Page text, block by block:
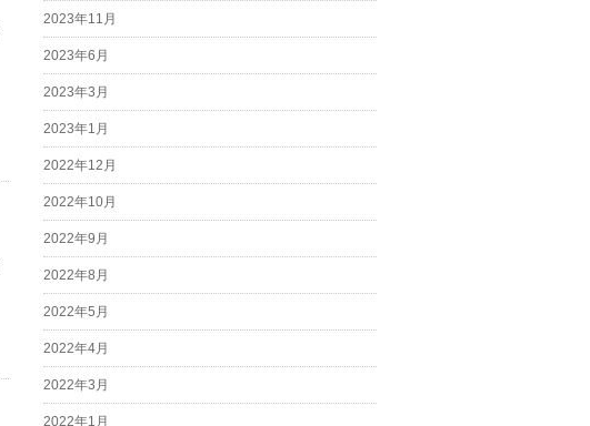
2023年11月
2023年6月
2023年3月
2023年1月
2022年12月
2022年10月
2022年9月
2022年8月
2022年5月
2022年4月
2022年3月
2022年1月